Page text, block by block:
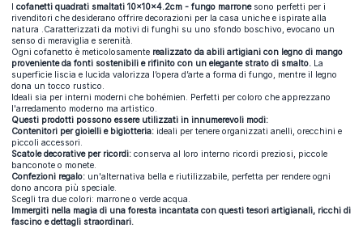
I cofanetti quadrati smaltati 10x10x4.2cm - fungo marrone sono perfetti per i
rivenditori che desiderano offrire decorazioni per la casa uniche e ispirate alla
natura .Caratterizzati da motivi di funghi su uno sfondo boschivo, evocano un
senso di meraviglia e serenità.
Ogni cofanetto è meticolosamente realizzato da abili artigiani con legno di mango
proveniente da fonti sostenibili e rifinito con un elegante strato di smalto. La
superficie liscia e lucida valorizza l’opera d’arte a forma di fungo, mentre il legno
dona un tocco rustico.
Ideali sia per interni moderni che bohémien. Perfetti per coloro che apprezzano
l'arredamento moderno ma artistico.
Questi prodotti possono essere utilizzati in innumerevoli modi:
Contenitori per gioielli e bigiotteria: ideali per tenere organizzati anelli, orecchini e
piccoli accessori.
Scatole decorative per ricordi: conserva al loro interno ricordi preziosi, piccole
banconote o monete.
Confezioni regalo: un'alternativa bella e riutilizzabile, perfetta per rendere ogni
dono ancora più speciale.
Scegli tra due colori: marrone o verde acqua.
Immergiti nella magia di una foresta incantata con questi tesori artigianali, ricchi di
fascino e dettagli straordinari.